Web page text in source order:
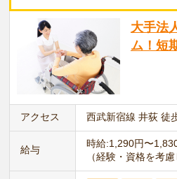
大手法
ム！短
アクセス 西武新宿線 井荻 徒
給与
時給:1,290円〜
（経験・資格を考慮